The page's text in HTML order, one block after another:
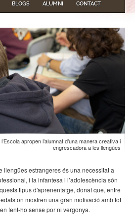
BLOGS ALUMNI CONTACT
apropen l’alumnat d’una manera creativa i
engrescadora a les llengües
llengües estrangeres és una necessitat a
i la infantesa i l’adolescència són
tipus d'aprenentatge, donat que, entre
on mostren una gran motivació amb tot
fent-ho sense por ni vergonya.